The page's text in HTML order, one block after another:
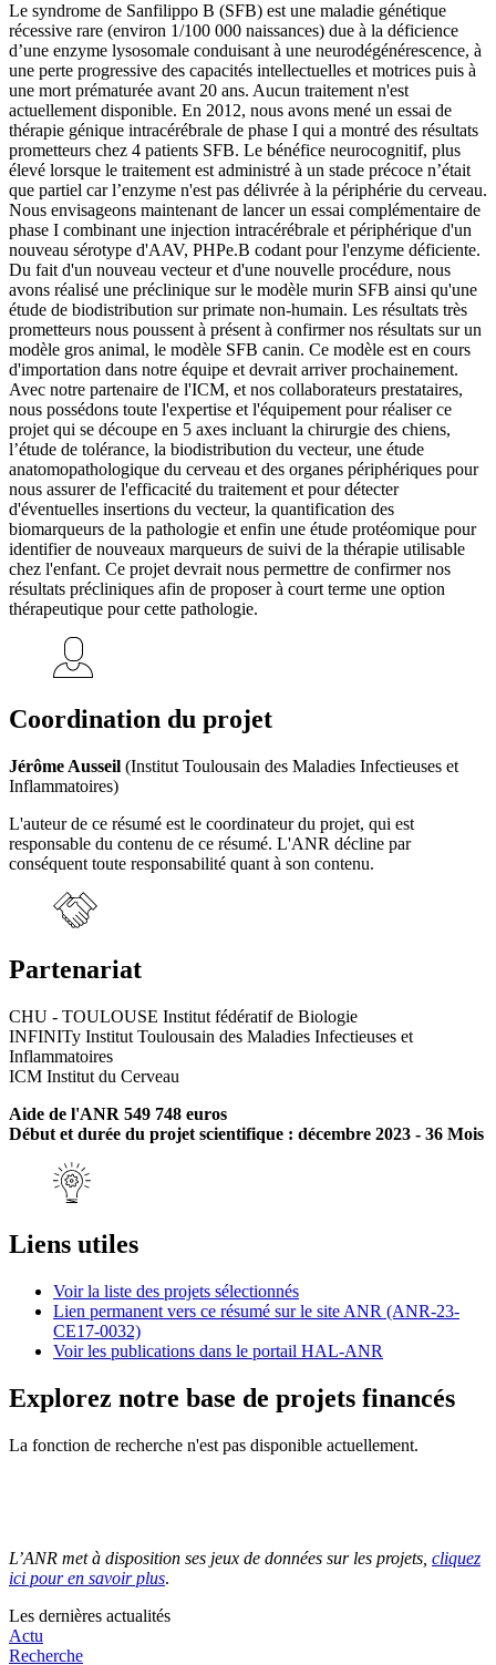
Le syndrome de Sanfilippo B (SFB) est une maladie génétique
récessive rare (environ 1/100 000 naissances) due à la déficience
d’une enzyme lysosomale conduisant à une neurodégénérescence, à
une perte progressive des capacités intellectuelles et motrices puis à
une mort prématurée avant 20 ans. Aucun traitement n'est
actuellement disponible. En 2012, nous avons mené un essai de
thérapie génique intracérébrale de phase I qui a montré des résultats
prometteurs chez 4 patients SFB. Le bénéfice neurocognitif, plus
élevé lorsque le traitement est administré à un stade précoce n’était
que partiel car l’enzyme n'est pas délivrée à la périphérie du cerveau.
Nous envisageons maintenant de lancer un essai complémentaire de
phase I combinant une injection intracérébrale et périphérique d'un
nouveau sérotype d'AAV, PHPe.B codant pour l'enzyme déficiente.
Du fait d'un nouveau vecteur et d'une nouvelle procédure, nous
avons réalisé une préclinique sur le modèle murin SFB ainsi qu'une
étude de biodistribution sur primate non-humain. Les résultats très
prometteurs nous poussent à présent à confirmer nos résultats sur un
modèle gros animal, le modèle SFB canin. Ce modèle est en cours
d'importation dans notre équipe et devrait arriver prochainement.
Avec notre partenaire de l'ICM, et nos collaborateurs prestataires,
nous possédons toute l'expertise et l'équipement pour réaliser ce
projet qui se découpe en 5 axes incluant la chirurgie des chiens,
l’étude de tolérance, la biodistribution du vecteur, une étude
anatomopathologique du cerveau et des organes périphériques pour
nous assurer de l'efficacité du traitement et pour détecter
d'éventuelles insertions du vecteur, la quantification des
biomarqueurs de la pathologie et enfin une étude protéomique pour
identifier de nouveaux marqueurs de suivi de la thérapie utilisable
chez l'enfant. Ce projet devrait nous permettre de confirmer nos
résultats précliniques afin de proposer à court terme une option
thérapeutique pour cette pathologie.
Coordination du projet
Jérôme Ausseil (Institut Toulousain des Maladies Infectieuses et
Inflammatoires)
L'auteur de ce résumé est le coordinateur du projet, qui est
responsable du contenu de ce résumé. L'ANR décline par
conséquent toute responsabilité quant à son contenu.
Partenariat
CHU - TOULOUSE Institut fédératif de Biologie
INFINITy Institut Toulousain des Maladies Infectieuses et
Inflammatoires
ICM Institut du Cerveau
Aide de l'ANR 549 748 euros
Début et durée du projet scientifique : décembre 2023 - 36 Mois
Liens utiles
Voir la liste des projets sélectionnés
Lien permanent vers ce résumé sur le site ANR (ANR-23-
CE17-0032)
Voir les publications dans le portail HAL-ANR
Explorez notre base de projets financés
La fonction de recherche n'est pas disponible actuellement.
L’ANR met à disposition ses jeux de données sur les projets, cliquez
ici pour en savoir plus.
Les dernières actualités
Actu
Recherche